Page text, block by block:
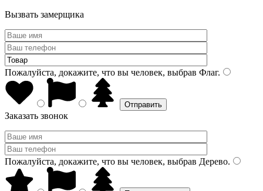
Вызвать замерщика
Пожалуйста, докажите, что вы человек, выбрав Флаг.
Заказать звонок
Пожалуйста, докажите, что вы человек, выбрав Дерево.